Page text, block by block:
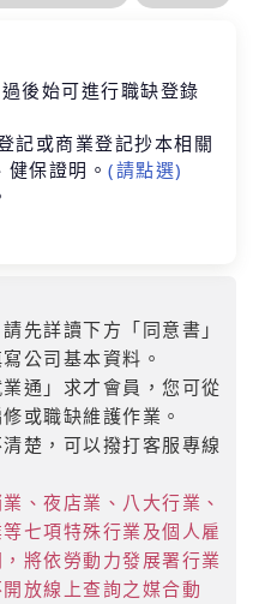
後始可進行職缺登錄
記或商業登記抄本相關
健保證明。(請點選)
先詳讀下方「同意書」
公司基本資料。
通」求才會員，您可從
或職缺維護作業。
楚，可以撥打客服專線
、夜店業、八大行業、
七項特殊行業及個人雇
將依勞動力發展署行業
放線上查詢之媒合動